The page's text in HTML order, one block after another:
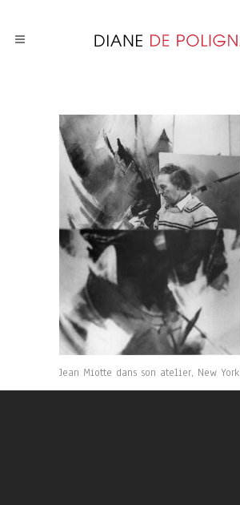
Jean Miotte dans son atelier, New York